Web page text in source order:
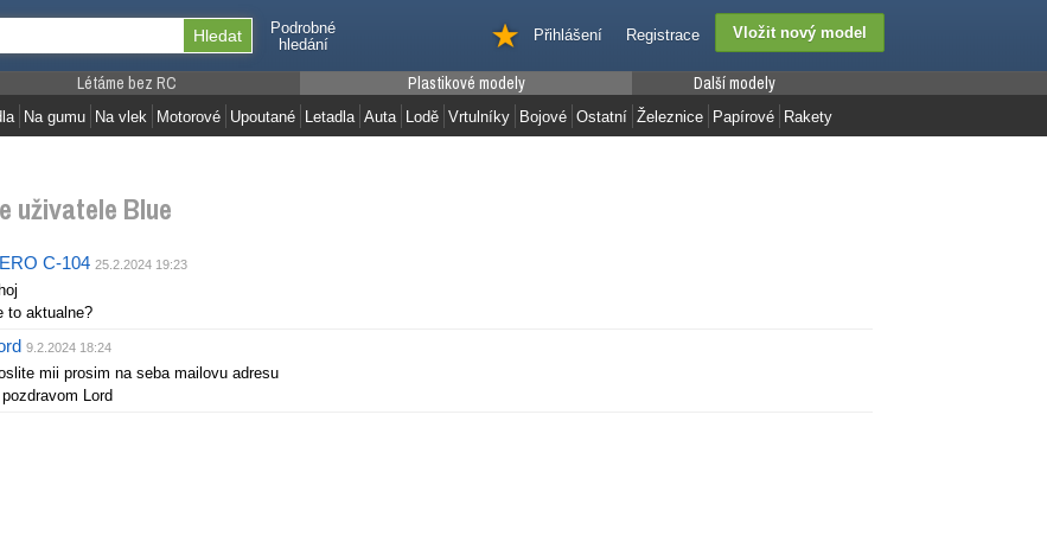
Podrobné
hledání
Registrace
Přihlášení
Létáme bez RC
Na gumu Na vlek Motorové Upoutané
Plastikové modely
Letadla Auta Lodě Vrtulníky Bojové Ostatní
Další modely
Železnice Papírové Rakety
uživatele Blue
C-104 25.2.2024 19:23
to aktualne?
9.2.2024 18:24
mii prosim na seba mailovu adresu
Lord